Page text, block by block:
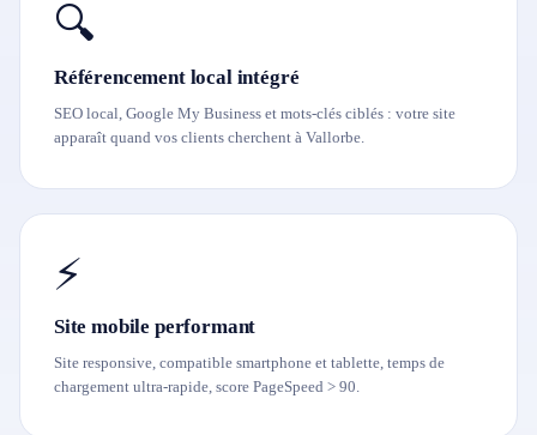
🔍
Référencement local intégré
SEO local, Google My Business et mots-clés ciblés : votre site
apparaît quand vos clients cherchent à Vallorbe.
⚡
Site mobile performant
Site responsive, compatible smartphone et tablette, temps de
chargement ultra-rapide, score PageSpeed > 90.